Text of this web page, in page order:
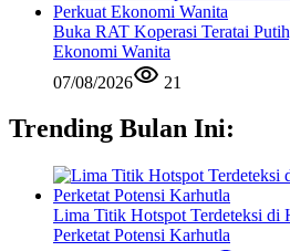
Buka RAT Koperasi Teratai
Ekonomi Wanita
07/08/2026
21
Trending Bulan Ini:
Lima Titik Hotspot Terdeteksi di
Perketat Potensi Karhutla